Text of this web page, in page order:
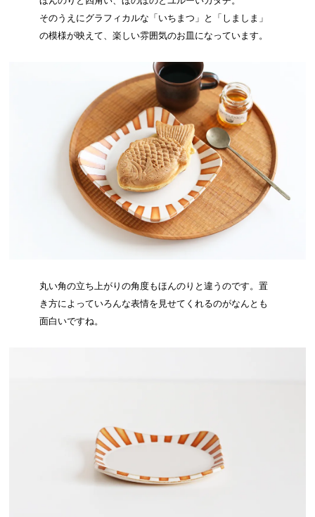
そのうえにグラフィカルな「いちまつ」と「しましま」
の模様が映えて、楽しい雰囲気のお皿になっています。
丸い角の立ち上がりの角度もほんのりと違うのです。置
き方によっていろんな表情を見せてくれるのがなんとも
面白いですね。